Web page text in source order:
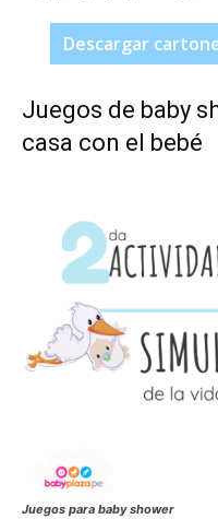
Descargar
Juegos de baby
casa con el bebé
Juegos para baby shower